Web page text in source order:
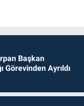
Başkan
Görevinden Ayrıldı